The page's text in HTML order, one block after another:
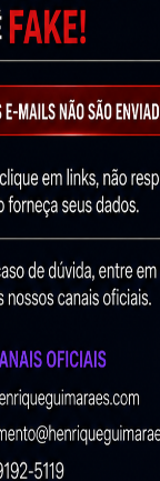
Twitter
Soluções
Agência de